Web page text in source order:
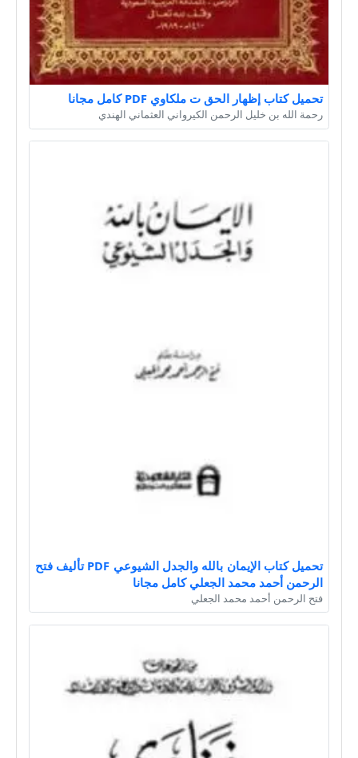
تحميل كتاب إظهار الحق ت ملكاوي PDF كامل مجانا
رحمة الله بن خليل الرحمن الكيرواني العثماني الهندي
تحميل كتاب الإيمان بالله والجدل الشيوعي PDF تأليف فتح
الرحمن أحمد محمد الجعلي كامل مجانا
فتح الرحمن أحمد محمد الجعلي